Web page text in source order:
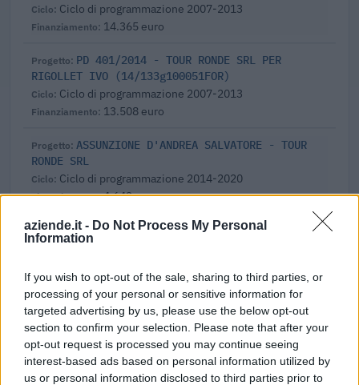
aziende.it - Do Not Process My Personal
Information
If you wish to opt-out of the sale, sharing to third parties, or
processing of your personal or sensitive information for
targeted advertising by us, please use the below opt-out
section to confirm your selection. Please note that after your
opt-out request is processed you may continue seeing
interest-based ads based on personal information utilized by
us or personal information disclosed to third parties prior to
Ciclo di programmazione 2007-2013
14.365 euro
PD 401/2014 - TOUR RONDE SRL PER
RIGOLLET IVO (14/133g100051FOR)
Ciclo di programmazione 2007-2013
13.508 euro
ASSUNZIONE D'ANDREA SALVATORE - TOUR
RONDE SRL
Ciclo di programmazione 2014-2020
4.643 euro
ASSUNZIONE SCARDINO FILIPPO - TOUR
RONDE SRL
3.533 euro
ASSUNZIONE MESSELOD ANDREA - TOUR RONDE
SRL
Ciclo di programmazione 2014-2020
2.778 euro